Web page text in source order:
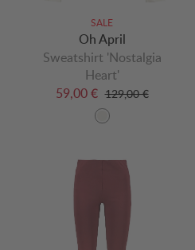
SALE
Oh April
Sweatshirt 'Nostalgia
Heart'
59,00 € 129,00 €